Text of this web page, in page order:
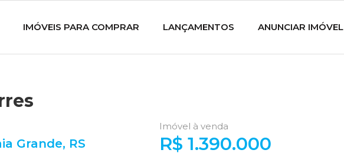
IMÓVEIS PARA COMPRAR LANÇAMENTOS ANUNCIAR IMÓVEL
Grande, RS
Imóvel à venda
R$ 1.390.000